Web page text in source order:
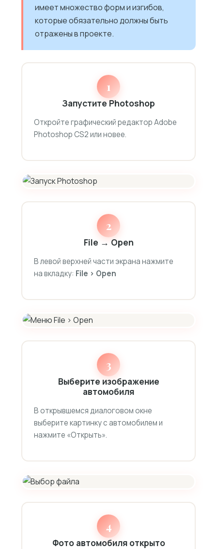
имеет множество форм и изгибов,
которые обязательно должны быть
отражены в проекте.
1
Запустите Photoshop
Откройте графический редактор Adobe
Photoshop CS2 или новее.
2
File → Open
В левой верхней части экрана нажмите
на вкладку: File > Open
3
Выберите изображение
автомобиля
В открывшемся диалоговом окне
выберите картинку с автомобилем и
нажмите «Открыть».
4
Фото автомобиля открыто